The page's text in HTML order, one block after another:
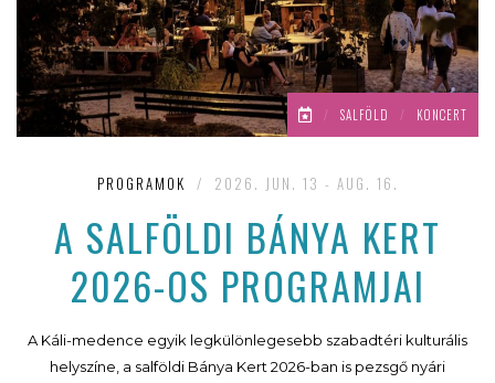
/ SALFÖLD / KONCERT
PROGRAMOK / 2026. JUN. 13 - AUG. 16.
A SALFÖLDI BÁNYA KERT
2026-OS PROGRAMJAI
A Káli-medence egyik legkülönlegesebb szabadtéri kulturális
helyszíne, a salföldi Bánya Kert 2026-ban is pezsgő nyári